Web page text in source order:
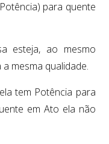
para quente
esteja, ao mesmo
mesma qualidade.
tem Potência para
em Ato ela não